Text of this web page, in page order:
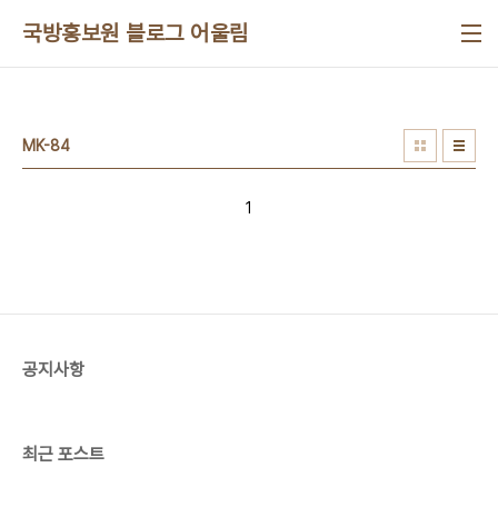
국방홍보원 블로그 어울림
MK-84
1
공지사항
최근 포스트